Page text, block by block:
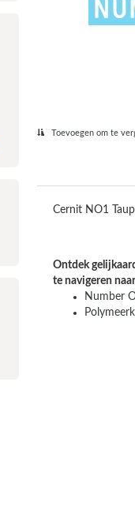
Toevoegen om te
Cernit NO1
Ontdek
te navigeren
Number